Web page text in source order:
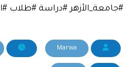
#جامعة_الأزهر #دراسة #طلاب
Marwa